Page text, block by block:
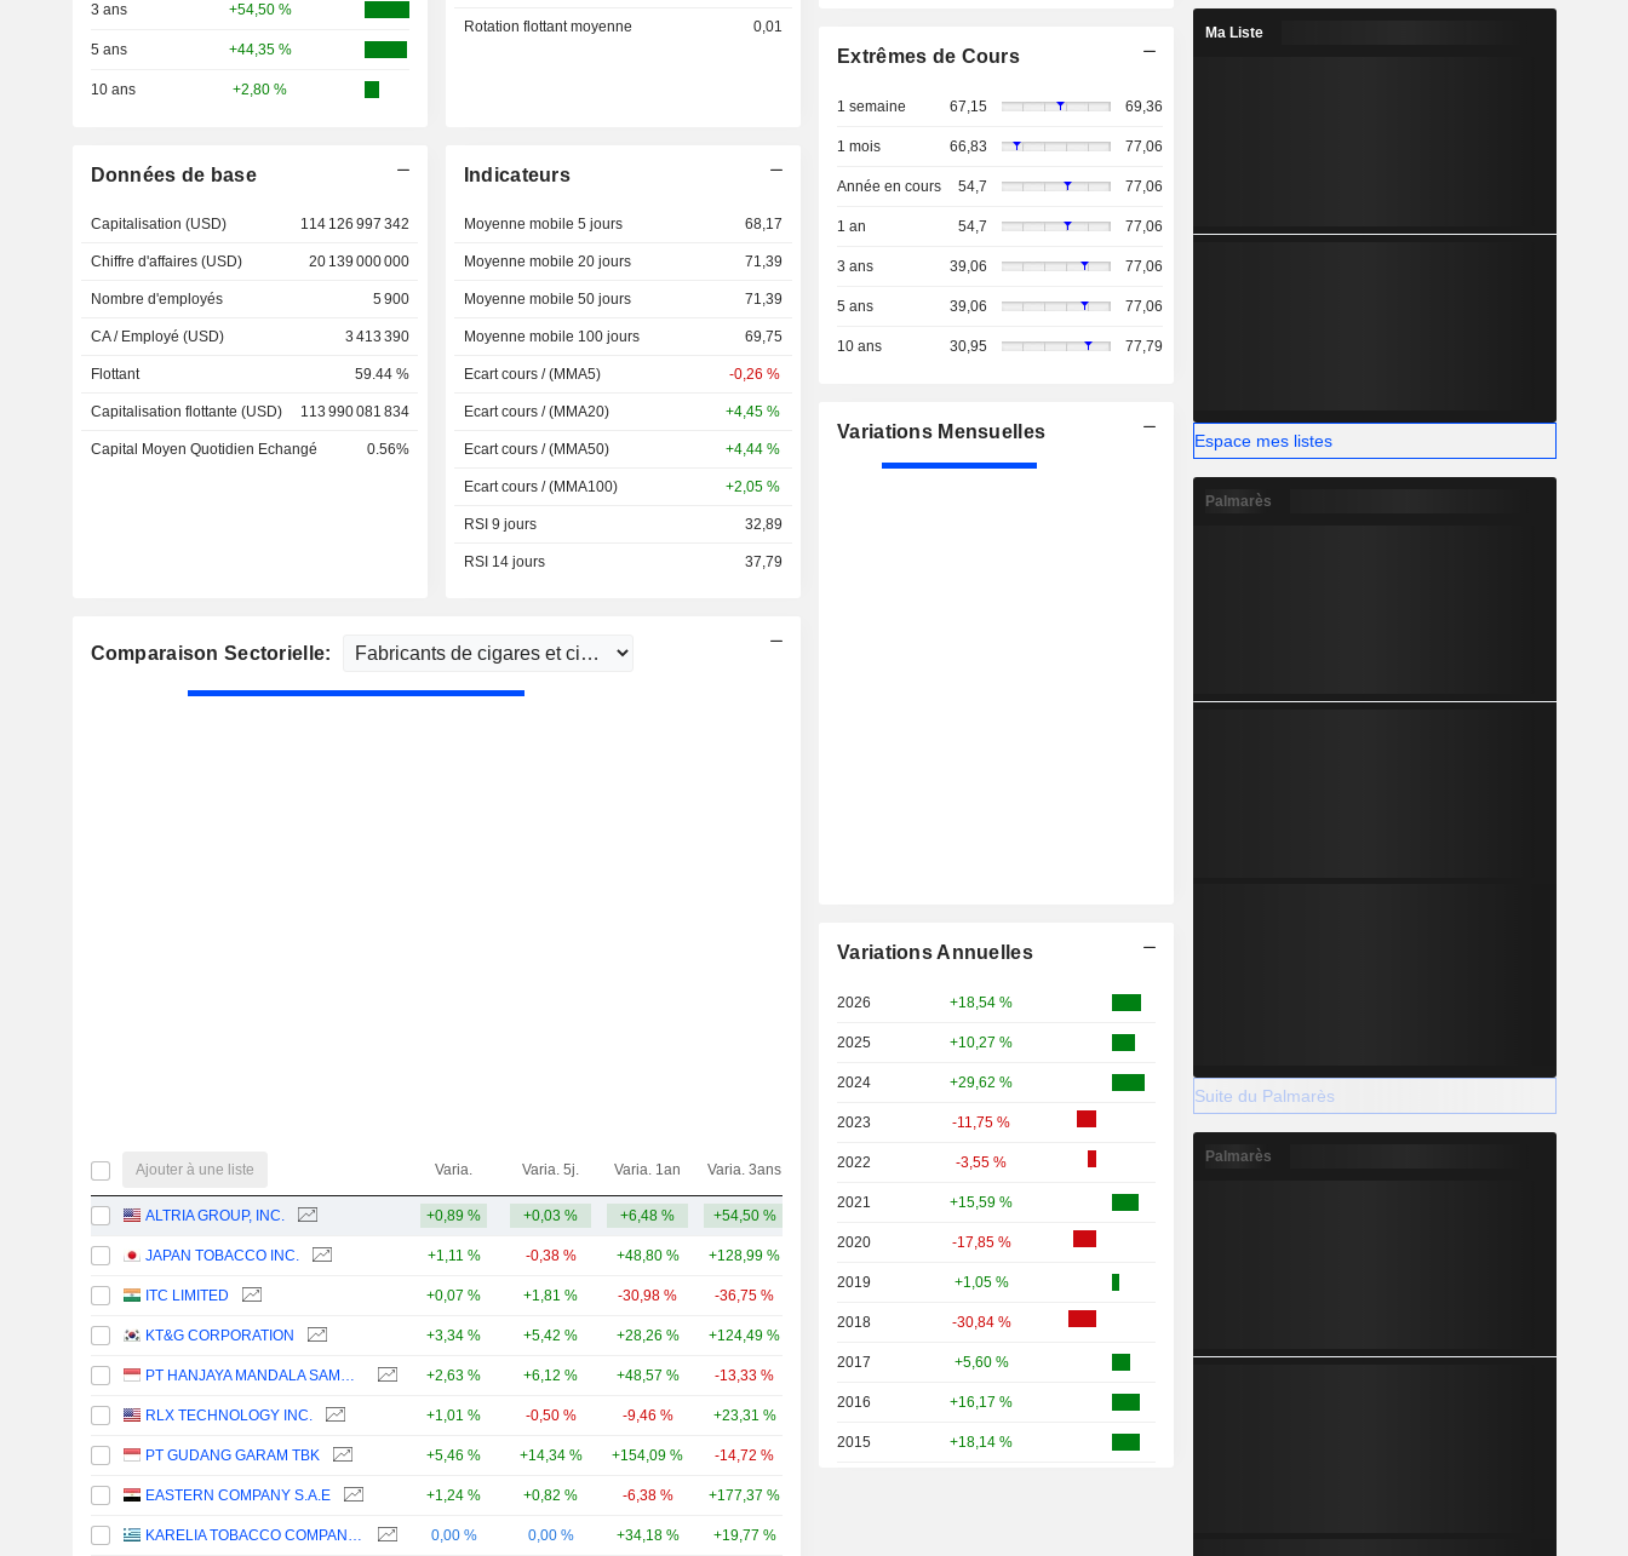
3 ans +54,50 %
5 ans +44,35 %
10 ans +2,80 %
Rotation flottant moyenne 0,01
Données de base
Capitalisation (USD) 114 126 997 342
Chiffre d'affaires (USD) 20 139 000 000
Nombre d'employés 5 900
CA / Employé (USD) 3 413 390
Flottant 59.44 %
Capitalisation flottante (USD) 113 990 081 834
Capital Moyen Quotidien Echangé 0.56%
Indicateurs
Moyenne mobile 5 jours 68,17
Moyenne mobile 20 jours 71,39
Moyenne mobile 50 jours 71,39
Moyenne mobile 100 jours 69,75
Ecart cours / (MMA5) -0,26 %
Ecart cours / (MMA20) +4,45 %
Ecart cours / (MMA50) +4,44 %
Ecart cours / (MMA100) +2,05 %
RSI 9 jours 32,89
RSI 14 jours 37,79
Comparaison Sectorielle:
Ajouter à une liste Varia. Varia. 5j. Varia. 1an Varia. 3ans Capi.($)
ALTRIA GROUP, INC. +0,89 % +0,03 % +6,48 % +54,50 %
JAPAN TOBACCO INC. +1,11 % -0,38 % +48,80 % +128,99 %
ITC LIMITED +0,07 % +1,81 % -30,98 % -36,75 %
KT&G CORPORATION +3,34 % +5,42 % +28,26 % +124,49 %
PT HANJAYA MANDALA SAMPOERNA TBK +2,63 % +6,12 % +48,57 % -13,33 %
RLX TECHNOLOGY INC. +1,01 % -0,50 % -9,46 % +23,31 %
PT GUDANG GARAM TBK +5,46 % +14,34 % +154,09 % -14,72 %
EASTERN COMPANY S.A.E +1,24 % +0,82 % -6,38 % +177,37 %
KARELIA TOBACCO COMPANY INC. 0,00 % 0,00 % +34,18 % +19,77 %
Extrêmes de Cours
1 semaine 67,15 69,36
1 mois 66,83 77,06
Année en cours 54,7 77,06
1 an 54,7 77,06
3 ans 39,06 77,06
5 ans 39,06 77,06
10 ans 30,95 77,79
Variations Mensuelles
Variations Annuelles
2026 +18,54 %
2025 +10,27 %
2024 +29,62 %
2023 -11,75 %
2022 -3,55 %
2021 +15,59 %
2020 -17,85 %
2019 +1,05 %
2018 -30,84 %
2017 +5,60 %
2016 +16,17 %
2015 +18,14 %
Ma Liste
Espace mes listes
Palmarès
Suite du Palmarès
Palmarès